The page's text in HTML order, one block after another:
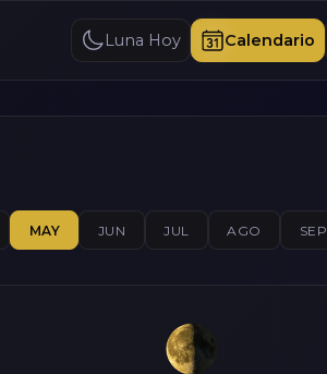
Luna Hoy Calendario
MAY JUN JUL AGO SEP